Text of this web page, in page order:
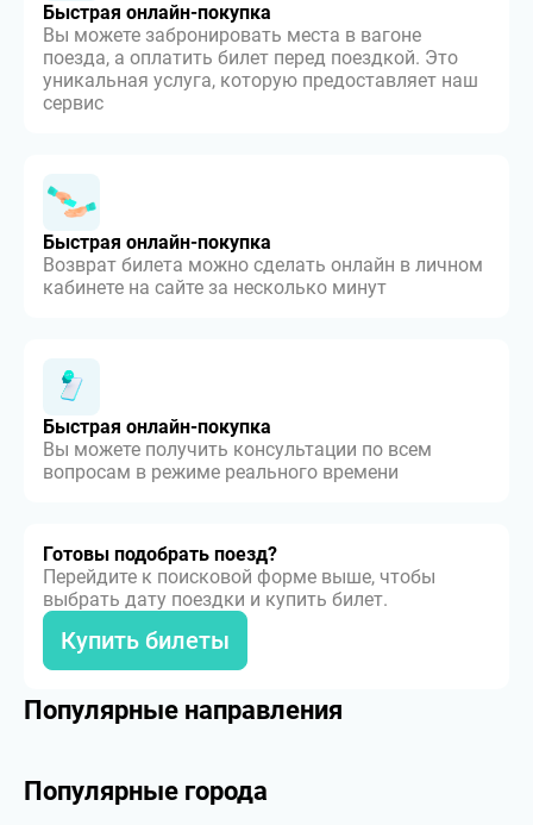
Быстрая онлайн-покупка
Вы можете забронировать места в вагоне
поезда, а оплатить билет перед поездкой. Это
уникальная услуга, которую предоставляет наш
сервис
Быстрая онлайн-покупка
Возврат билета можно сделать онлайн в личном
кабинете на сайте за несколько минут
Быстрая онлайн-покупка
Вы можете получить консультации по всем
вопросам в режиме реального времени
Готовы подобрать поезд?
Перейдите к поисковой форме выше, чтобы
выбрать дату поездки и купить билет.
Купить билеты
Популярные направления
Популярные города